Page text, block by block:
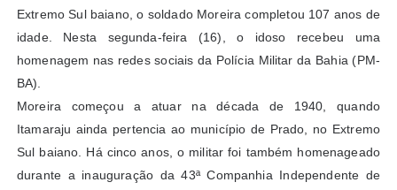
Extremo Sul baiano, o soldado Moreira completou 107 anos de
idade. Nesta segunda-feira (16), o idoso recebeu uma
homenagem nas redes sociais da Polícia Militar da Bahia (PM-
BA).
Moreira começou a atuar na década de 1940, quando
Itamaraju ainda pertencia ao município de Prado, no Extremo
Sul baiano. Há cinco anos, o militar foi também homenageado
durante a inauguração da 43ª Companhia Independente de